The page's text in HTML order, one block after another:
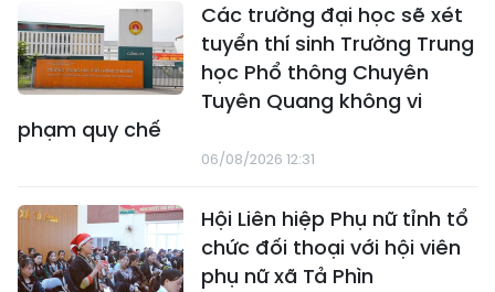
Các trường đại học sẽ xét
tuyển thí sinh Trường Trung
học Phổ thông Chuyên
Tuyên Quang không vi
phạm quy chế
06/08/2026 12:31
Hội Liên hiệp Phụ nữ tỉnh tổ
chức đối thoại với hội viên
phụ nữ xã Tả Phìn